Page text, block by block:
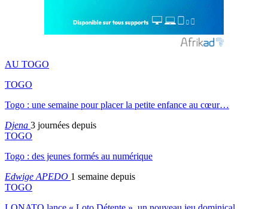
AU TOGO
TOGO
Togo : une semaine pour placer la petite enfance au cœur…
Djena 3 journées depuis
TOGO
Togo : des jeunes formés au numérique
Edwige APEDO 1 semaine depuis
TOGO